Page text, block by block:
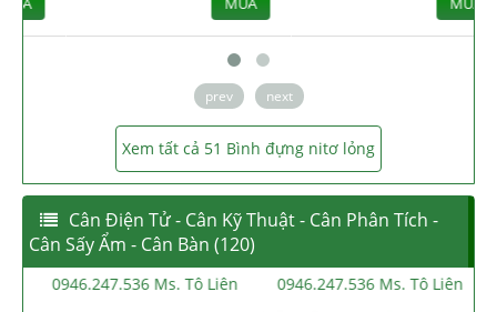
prev next
Xem tất cả 51 Bình đựng nitơ lỏng
Cân Điện Tử - Cân Kỹ Thuật - Cân Phân Tích -
Cân Sấy Ẩm - Cân Bàn (120)
0946.247.536 Ms. Tô Liên 0946.247.536 Ms. Tô Liên